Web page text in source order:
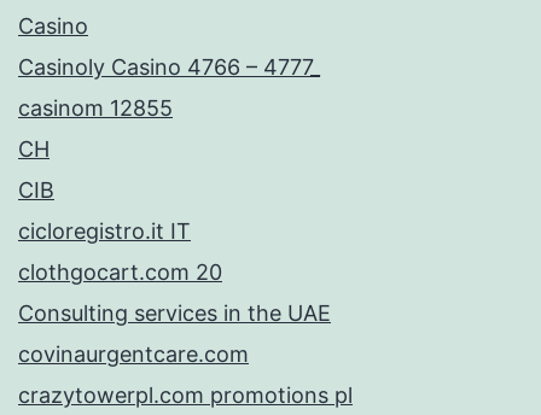
Casino
Casinoly Casino 4766 – 4777_
casinom 12855
CH
CIB
cicloregistro.it IT
clothgocart.com 20
Consulting services in the UAE
covinaurgentcare.com
crazytowerpl.com promotions pl